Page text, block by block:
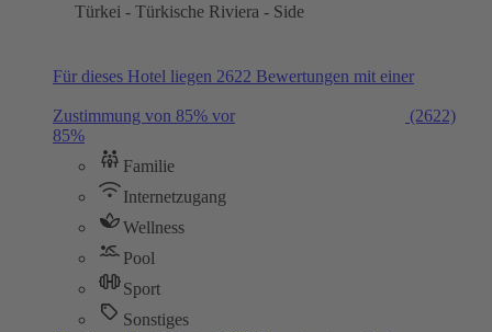
Türkei - Türkische Riviera - Side
Für dieses Hotel liegen 2622 Bewertungen mit einer
Zustimmung von 85% vor
(2622)
85%
Familie
Internetzugang
Wellness
Pool
Sport
Sonstiges